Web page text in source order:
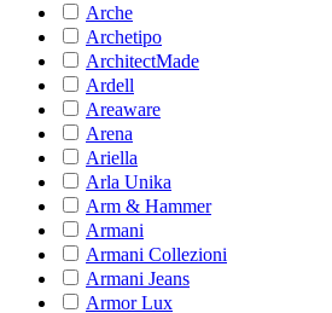
Arche
Archetipo
ArchitectMade
Ardell
Areaware
Arena
Ariella
Arla Unika
Arm & Hammer
Armani
Armani Collezioni
Armani Jeans
Armor Lux